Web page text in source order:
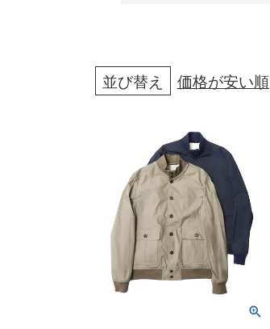
並び替え 価格が安い順